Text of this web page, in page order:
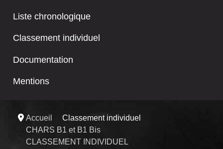
Liste chronologique
Classement individuel
Documentation
Mentions
Accueil
Classement individuel
CHARS B1 et B1 Bis
CLASSEMENT INDIVIDUEL